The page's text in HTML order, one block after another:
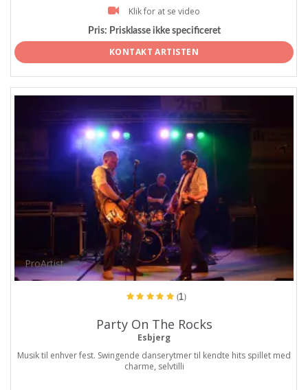
Klik for at se video
Pris: Prisklasse ikke specificeret
KONTAKT ARTISTEN
ProArtist
(1)
Party On The Rocks
Esbjerg
Musik til enhver fest. Swingende danserytmer til kendte hits spillet med
charme, selvtilli